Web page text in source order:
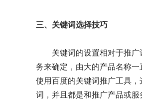
三、关键词选择技巧
关键词的设置相对于推
务来确定，由大的产品名称
使用百度的关键词推广工具
词，并且都是和推广产品或服